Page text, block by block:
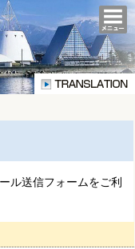
ル送信フォームをご利